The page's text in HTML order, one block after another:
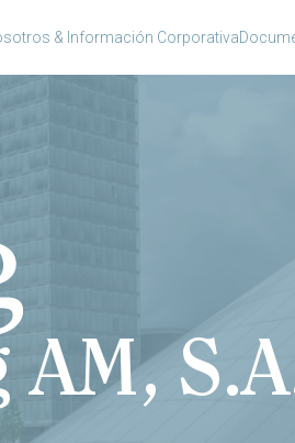
& Información Corporativa